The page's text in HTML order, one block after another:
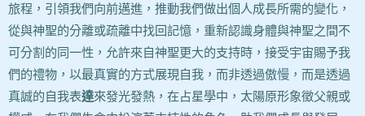
旅程，引領我們向前邁進，推動我們做出個人成長所需的變化，
從與神聖的分離或疏離中找回記憶，重新認識身體與神聖之間不
可分割的同一性，允許來自神聖更大的支持時，接受宇宙賜予我
們的禮物，以最真實的方式展現自我，而非透過傲慢，而是透過
真誠的自我表達來發光發熱，在占星學中，太陽原形象徵父親或